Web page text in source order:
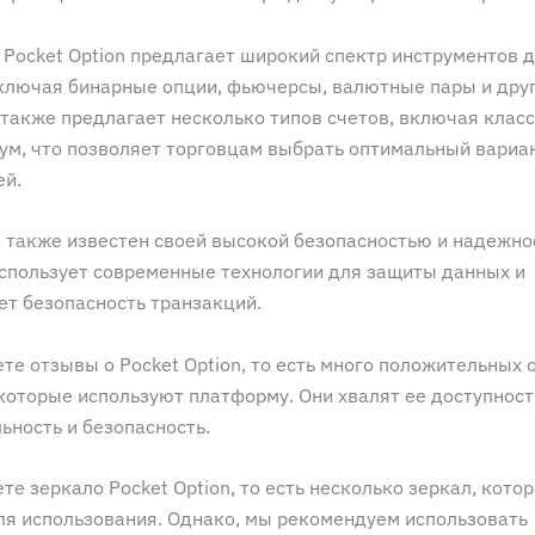
Option предлагает широкий спектр инструментов
бинарные опции, фьючерсы, валютные пары и
предлагает несколько типов счетов, включая
что позволяет торговцам выбрать оптимальный
известен своей высокой безопасностью и
современные технологии для защиты данных и
безопасность транзакций.
отзывы о Pocket Option, то есть много положительных
используют платформу. Они хвалят ее
и безопасность.
зеркало Pocket Option, то есть несколько зеркал,
использования. Однако, мы рекомендуем использовать